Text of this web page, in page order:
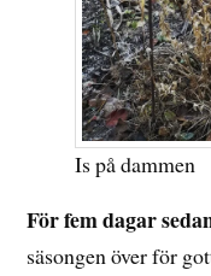
Is på dammen
För fem dagar
säsongen över för